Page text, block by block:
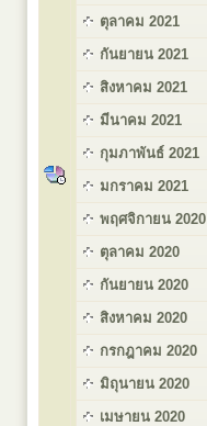
ตุลาคม 2021
กันยายน 2021
สิงหาคม 2021
มีนาคม 2021
กุมภาพันธ์ 2021
มกราคม 2021
พฤศจิกายน 2020
ตุลาคม 2020
กันยายน 2020
สิงหาคม 2020
กรกฎาคม 2020
มิถุนายน 2020
เมษายน 2020